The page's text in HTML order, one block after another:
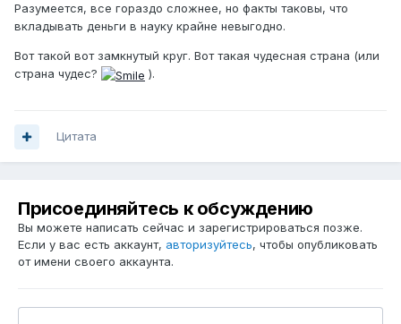
Разумеется, все гораздо сложнее, но факты таковы, что
вкладывать деньги в науку крайне невыгодно.
Вот такой вот замкнутый круг. Вот такая чудесная страна (или
страна чудес?
).
Цитата
Присоединяйтесь к обсуждению
Вы можете написать сейчас и зарегистрироваться позже.
Если у вас есть аккаунт, авторизуйтесь, чтобы опубликовать
от имени своего аккаунта.